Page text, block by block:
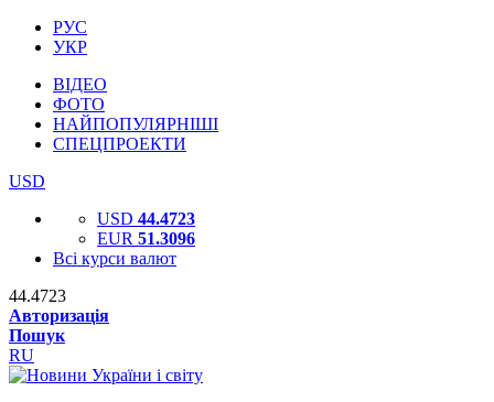
РУС
УКР
ВІДЕО
ФОТО
НАЙПОПУЛЯРНІШІ
СПЕЦПРОЕКТИ
USD
USD 44.4723
EUR 51.3096
Всі курси валют
44.4723
Авторизація
Пошук
RU